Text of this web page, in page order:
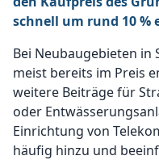
schnell um rund 10 %
Bei Neubaugebieten in
meist bereits im Preis
weitere Beiträge für
oder
Einrichtung von
häufig hinzu und